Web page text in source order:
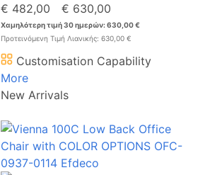
€ 482,00
€ 630,00
Χαμηλότερη τιμή 30 ημερών: 630,00 €
Προτεινόμενη Τιμή Λιανικής: 630,00 €
Customisation Capability
More
New Arrivals